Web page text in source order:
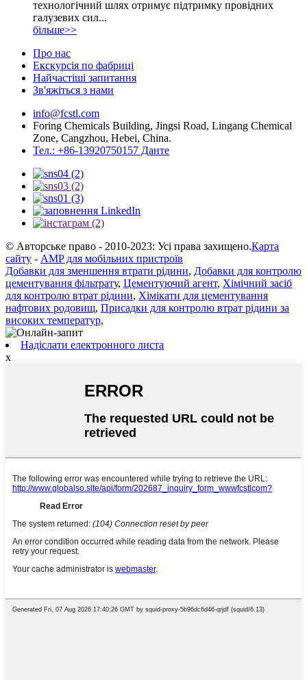
технологічний шлях отримує підтримку провідних
галузевих сил...
більше>>
Про нас
Екскурсія по фабриці
Найчастіші запитання
Зв'яжіться з нами
info@fcstl.com
Foring Chemicals Building, Jingsi Road, Lingang Chemical
Zone, Cangzhou, Hebei, China.
Тел.: +86-13920750157 Данте
© Авторське право - 2010-2023: Усі права захищено.Карта
сайту - AMP для мобільних пристроїв
Добавки для зменшення втрати рідини, Добавки для контролю
цементування фільтрату, Цементуючий агент, Хімічний засіб
для контролю втрат рідини, Хімікати для цементування
нафтових родовищ, Присадки для контролю втрат рідини за
високих температур,
Надіслати електронного листа
x